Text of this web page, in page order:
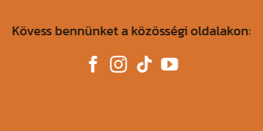
Kövess bennünket a közösségi oldalakon: